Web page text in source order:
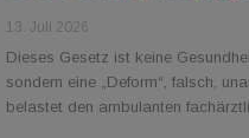
13. Juli 2026
Dieses Gesetz ist keine
sondern eine „Deform“, falsch,
belastet den ambulanten